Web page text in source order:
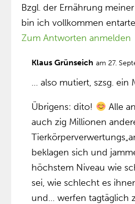
Bzgl. der Ernährung
bin ich vollkommen
Zum Antworten anmelden
Klaus Grünseich am 27.
… also mutiert, szsg. ein
Übrigens: dito!
Alle
auch zig Millionen
beklagen sich und
höchstem Niveau wie
sei, wie schlecht es
und… werfen tagtäglich